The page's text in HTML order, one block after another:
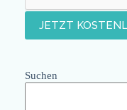
Suchen